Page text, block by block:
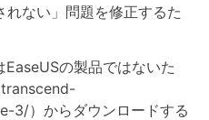
ない」問題を修正するた
の製品ではないた
）からダウンロードする